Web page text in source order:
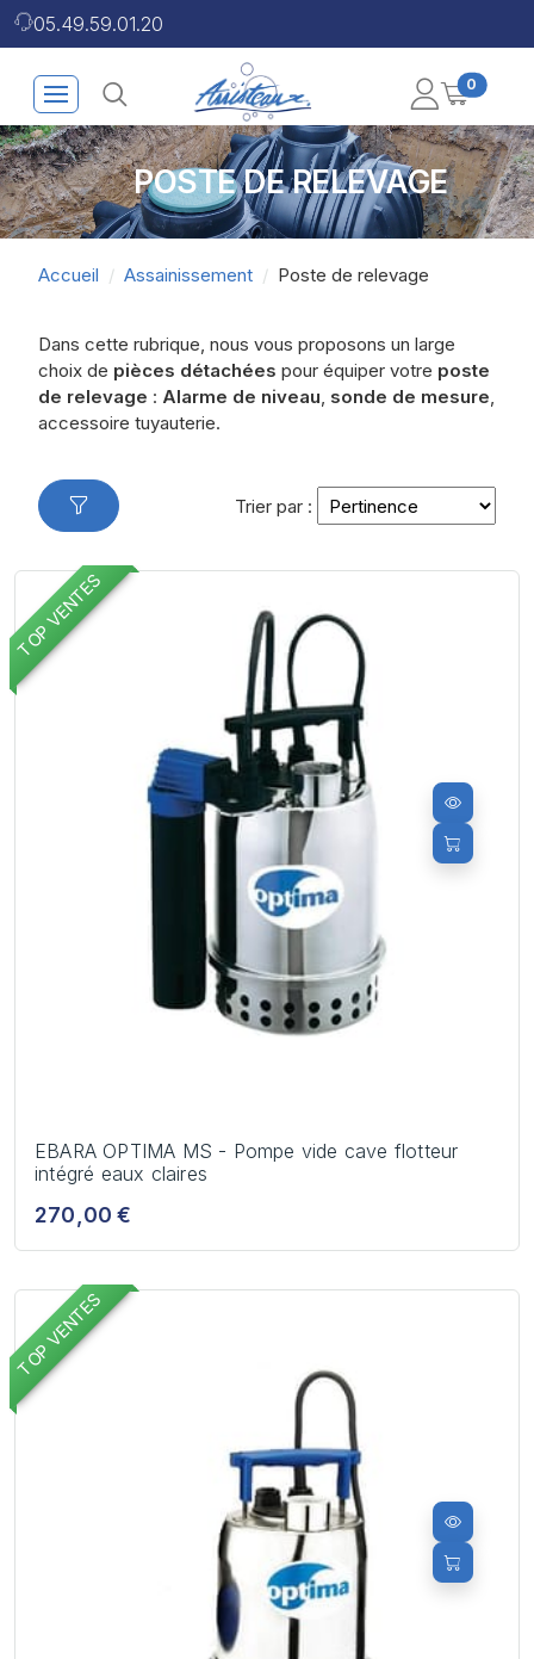
05.49.59.01.20
0
POSTE DE RELEVAGE
Accueil Assainissement Poste de relevage
Dans cette rubrique, nous vous proposons un large
choix de pièces détachées pour équiper votre poste
de relevage : Alarme de niveau, sonde de mesure,
accessoire tuyauterie.
Trier par :
TOP VENTES
EBARA OPTIMA MS - Pompe vide cave flotteur
intégré eaux claires
270,00 €
TOP VENTES